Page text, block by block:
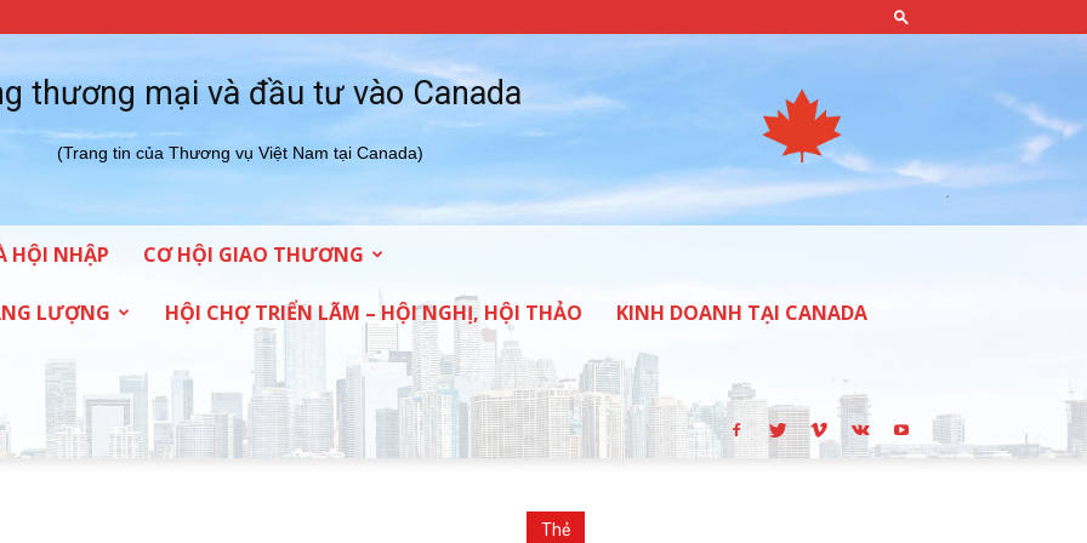
thương mại và đầu tư vào Canada
(Trang tin của Thương vụ Việt Nam tại Canada)
HỘI NHẬP CƠ HỘI GIAO THƯƠNG
LƯỢNG HỘI CHỢ TRIỂN LÃM – HỘI NGHỊ, HỘI THẢO KINH DOANH TẠI CANADA
Thẻ